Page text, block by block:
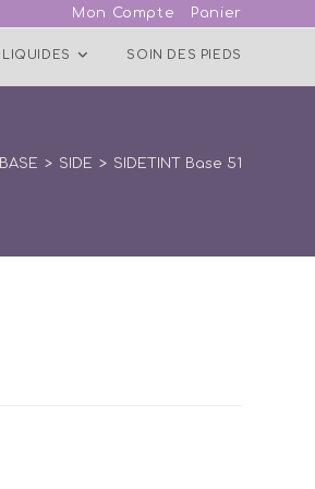
Mon Compte Panier
LIQUIDES SOIN DES PIEDS
BASE > SIDE > SIDETINT Base 51